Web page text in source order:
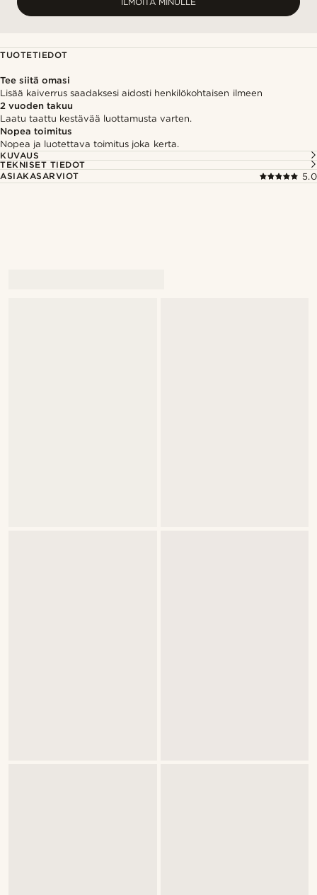
TUOTETIEDOT
Tee siitä omasi
Lisää kaiverrus saadaksesi aidosti henkilökohtaisen ilmeen
2 vuoden takuu
Laatu taattu kestävää luottamusta varten.
Nopea toimitus
Nopea ja luotettava toimitus joka kerta.
KUVAUS
TEKNISET TIEDOT
ASIAKASARVIOT
5.0